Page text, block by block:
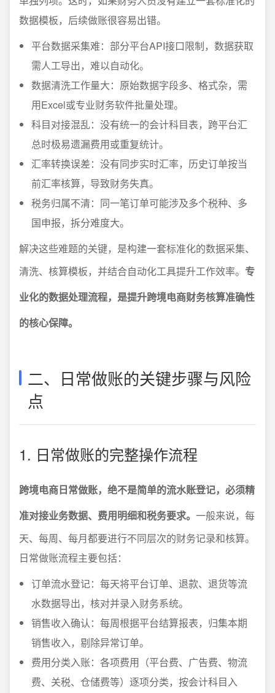
数据模板，后续做账很容易出错。
平台数据采集难：部分平台API接口限制，数据获取
需人工导出，难以自动化。
数据清洗工作量大：原始数据字段多、格式杂，需
用Excel或专业财务软件批量处理。
科目对接混乱：没有统一的会计科目表，跨平台汇
总时极易遗漏费用或重复统计。
汇率转换误差：没有同步实时汇率，历史订单按当
前汇率核算，导致财务失真。
税务归属不清：同一笔订单可能涉及多个税种、多
国申报，拆分难度大。
解决这些难题的关键，是构建一套标准化的数据采集、
清洗、核算模板，并结合自动化工具提升工作效率。 专
业化的数据处理流程，是提升跨境电商财务核算准确性
的核心保障。
二、日常做账的关键步骤与风险
点
1. 日常做账的完整操作流程
跨境电商日常做账，绝不是简单的流水账登记，必须精
准对接业务数据、费用明细和税务要求。 一般来说，每
天、每周、每月都要进行不同层次的财务记录和核算。
日常做账流程主要包括：
订单流水登记：每天将平台订单、退款、退货等流
水数据导出，核对并录入财务系统。
销售收入确认：每周根据平台结算报表，归集本期
销售收入，剔除异常订单。
费用分类入账：各项费用（平台费、广告费、物流
费、关税、仓储费等）逐项分类，按会计科目入